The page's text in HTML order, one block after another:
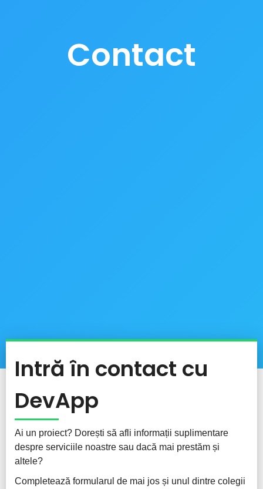
Contact
Intră în contact cu
DevApp
Ai un proiect? Dorești să afli informații suplimentare
despre serviciile noastre sau dacă mai prestăm și
altele?
Completează formularul de mai jos și unul dintre colegii